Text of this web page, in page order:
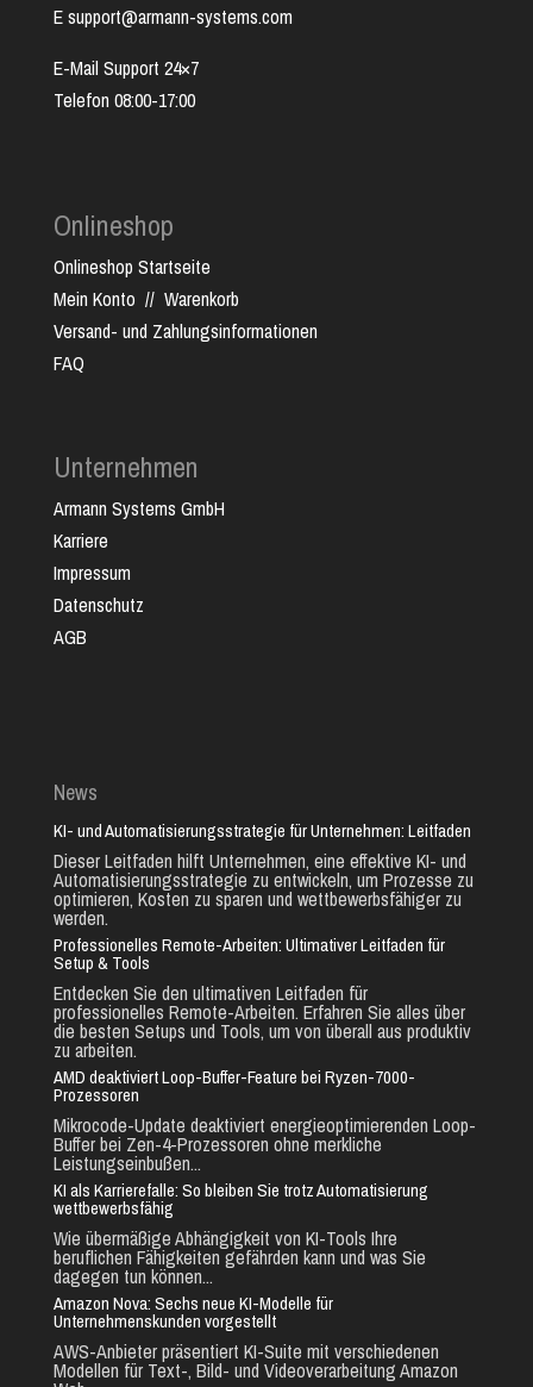
E support@armann-systems.com
E-Mail Support 24×7
Telefon 08:00-17:00
Onlineshop
Onlineshop Startseite
Mein Konto // Warenkorb
Versand- und Zahlungsinformationen
FAQ
Unternehmen
Armann Systems GmbH
Karriere
Impressum
Datenschutz
AGB
News
KI- und Automatisierungsstrategie für Unternehmen: Leitfaden
Dieser Leitfaden hilft Unternehmen, eine effektive KI- und
Automatisierungsstrategie zu entwickeln, um Prozesse zu
optimieren, Kosten zu sparen und wettbewerbsfähiger zu
werden.
Professionelles Remote-Arbeiten: Ultimativer Leitfaden für
Setup & Tools
Entdecken Sie den ultimativen Leitfaden für
professionelles Remote-Arbeiten. Erfahren Sie alles über
die besten Setups und Tools, um von überall aus produktiv
zu arbeiten.
AMD deaktiviert Loop-Buffer-Feature bei Ryzen-7000-
Prozessoren
Mikrocode-Update deaktiviert energieoptimierenden Loop-
Buffer bei Zen-4-Prozessoren ohne merkliche
Leistungseinbußen...
KI als Karrierefalle: So bleiben Sie trotz Automatisierung
wettbewerbsfähig
Wie übermäßige Abhängigkeit von KI-Tools Ihre
beruflichen Fähigkeiten gefährden kann und was Sie
dagegen tun können...
Amazon Nova: Sechs neue KI-Modelle für
Unternehmenskunden vorgestellt
AWS-Anbieter präsentiert KI-Suite mit verschiedenen
Modellen für Text-, Bild- und Videoverarbeitung Amazon